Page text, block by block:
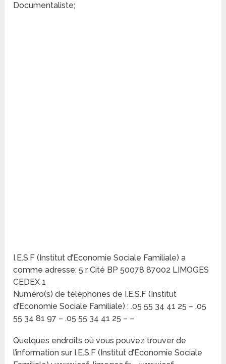
Documentaliste;
I.E.S.F (Institut d’Economie Sociale Familiale) a
comme adresse: 5 r Cité BP 50078 87002 LIMOGES
CEDEX 1
Numéro(s) de téléphones de I.E.S.F (Institut
d’Economie Sociale Familiale) : .05 55 34 41 25 – .05
55 34 81 97 – .05 55 34 41 25 – –
Quelques endroits où vous pouvez trouver de
l’information sur I.E.S.F (Institut d’Economie Sociale